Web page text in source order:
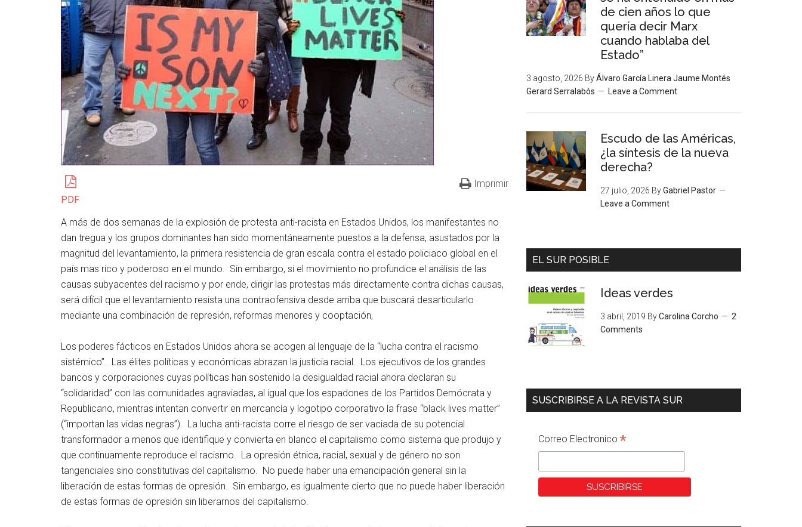
PDF
Imprimir
A más de dos semanas de la explosión de protesta anti-racista en Estados Unidos, los manifestantes no
dan tregua y los grupos dominantes han sido momentáneamente puestos a la defensa, asustados por la
magnitud del levantamiento, la primera resistencia de gran escala contra el estado policiaco global en el
país mas rico y poderoso en el mundo. Sin embargo, si el movimiento no profundice el análisis de las
causas subyacentes del racismo y por ende, dirigir las protestas más directamente contra dichas causas,
será difícil que el levantamiento resista una contraofensiva desde arriba que buscará desarticularlo
mediante una combinación de represión, reformas menores y cooptación,
Los poderes fácticos en Estados Unidos ahora se acogen al lenguaje de la “lucha contra el racismo
sistémico”. Las élites políticas y económicas abrazan la justicia racial. Los ejecutivos de los grandes
bancos y corporaciones cuyas políticas han sostenido la desigualdad racial ahora declaran su
“solidaridad” con las comunidades agraviadas, al igual que los espadones de los Partidos Demócrata y
Republicano, mientras intentan convertir en mercancía y logotipo corporativo la frase “black lives matter”
(“importan las vidas negras”). La lucha anti-racista corre el riesgo de ser vaciada de su potencial
transformador a menos que identifique y convierta en blanco el capitalismo como sistema que produjo y
que continuamente reproduce el racismo. La opresión étnica, racial, sexual y de género no son
tangenciales sino constitutivas del capitalismo. No puede haber una emancipación general sin la
liberación de estas formas de opresión. Sin embargo, es igualmente cierto que no puede haber liberación
de estas formas de opresión sin liberarnos del capitalismo.
de cien años lo que
quería decir Marx
cuando hablaba del
Estado”
3 agosto, 2026 ByÁlvaro García Linera Jaume Montés
Gerard Serralabós
Leave a Comment
Escudo de las Américas,
¿la síntesis de la nueva
derecha?
27 julio, 2026 ByGabriel Pastor
Leave a Comment
EL SUR POSIBLE
Ideas verdes
3 abril, 2019 ByCarolina Corcho
2
Comments
SUSCRIBIRSE A LA REVISTA SUR
Correo Electronico *